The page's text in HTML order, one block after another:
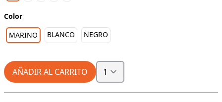
Color
MARINO
BLANCO NEGRO
AÑADIR AL CARRITO